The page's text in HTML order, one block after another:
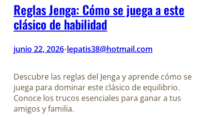
Reglas Jenga: Cómo se juega a este
clásico de habilidad
junio 22, 2026•lepatis38@hotmail.com
Descubre las reglas del Jenga y aprende cómo se
juega para dominar este clásico de equilibrio.
Conoce los trucos esenciales para ganar a tus
amigos y familia.